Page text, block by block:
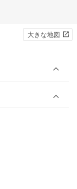
大きな地図